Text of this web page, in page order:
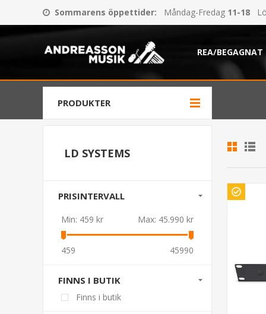
Sommarens öppettider: Måndag-Fredag 11-18
REA/BEGAGNAT
PRODUKTER
LD SYSTEMS
PRISINTERVALL
Min: 459 kr Max: 45.990 kr
459 45990
FINNS I BUTIK
Finns i butik